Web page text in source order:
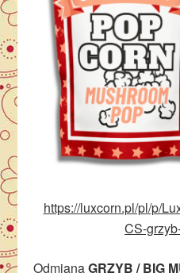
https://luxcorn.pl/pl/p/
CS-
OdmianaGRZYB / BIG